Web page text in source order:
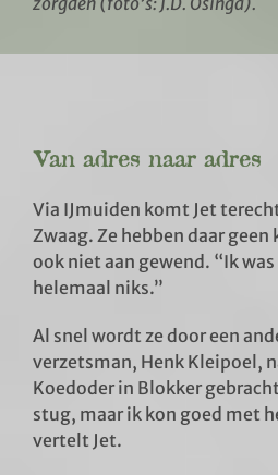
Van adres naar adres
Via IJmuiden komt Jet
Zwaag. Ze hebben daar
ook niet aan gewend. “Ik
helemaal niks.”
Al snel wordt ze door een
verzetsman, Henk Kleipoel,
Koedoder in Blokker
stug, maar ik kon goed met
vertelt Jet.